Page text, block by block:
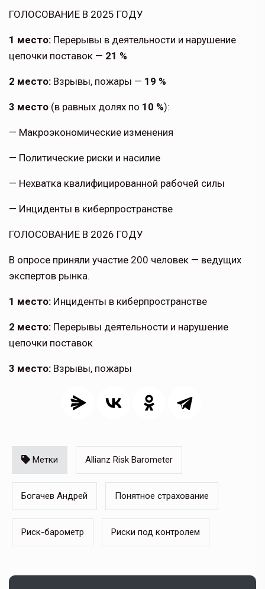
ГОЛОСОВАНИЕ В 2025 ГОДУ
1 место: Перерывы в деятельности и нарушение
цепочки поставок — 21 %
2 место: Взрывы, пожары — 19 %
3 место (в равных долях по 10 %):
— Макроэкономические изменения
— Политические риски и насилие
— Нехватка квалифицированной рабочей силы
— Инциденты в киберпространстве
ГОЛОСОВАНИЕ В 2026 ГОДУ
В опросе приняли участие 200 человек — ведущих
экспертов рынка.
1 место: Инциденты в киберпространстве
2 место: Перерывы деятельности и нару­шение
цепочки поставок
3 место: Взрывы, пожары
Метки Allianz Risk Barometer
Богачев Андрей Понятное страхование
Риск-барометр Риски под контролем